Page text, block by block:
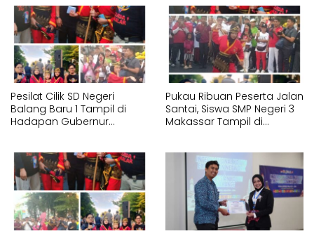
Pesilat Cilik SD Negeri
Balang Baru 1 Tampil di
Hadapan Gubernur
Pencak Silat Tangan
Kosong
Pukau Ribuan Peserta Jalan
Santai, Siswa SMP Negeri 3
Makassar Tampil di
Memperagakan Jurus
Pencak Silat Bersenjata